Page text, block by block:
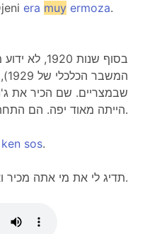
era muy ermoza.
בסוף שנות
שבמצריים. שם הכיר את
הייתה מאוד יפה. הם התחתנו.
ken sos.
תדיג לי את מי אתה מכיר ואגיד לך מי אתה.